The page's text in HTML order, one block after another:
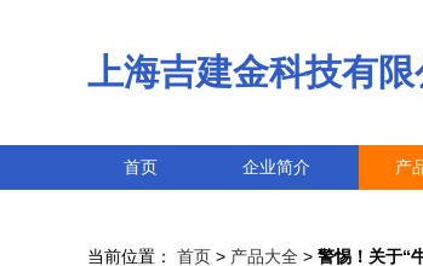
上海吉建金科技有限
首页 企业简介 产
当前位置： 首页 > 产品大全 > 警惕！关于“